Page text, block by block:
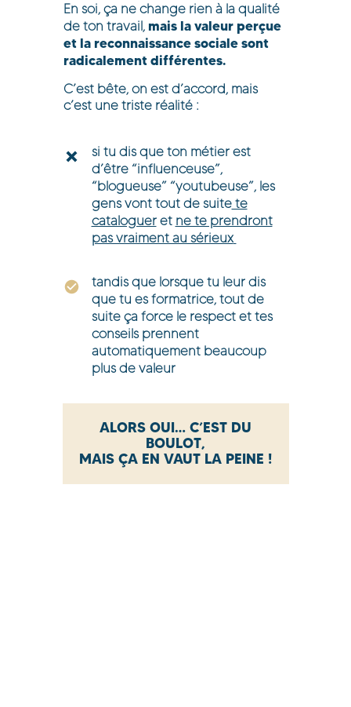
En soi, ça ne change rien à la qualité
de ton travail, mais la valeur perçue
et la reconnaissance sociale sont
radicalement différentes.
C’est bête, on est d’accord, mais
c’est une triste réalité :
si tu dis que ton métier est
d’être “influenceuse”,
“blogueuse” “youtubeuse”, les
gens vont tout de suitete
catalogueret ne te prendront
pas vraiment au sérieux
tandis que lorsque tu leur dis
que tu es formatrice, tout de
suite ça force le respect et tes
conseils prennent
automatiquement beaucoup
plus de valeur
ALORS OUI… C’EST DU
BOULOT,
MAIS ÇA EN VAUT LA PEINE !